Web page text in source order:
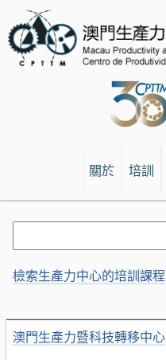
關於 培訓
澳門生產力暨科技轉移中心
檢索生產力中心的培訓課程